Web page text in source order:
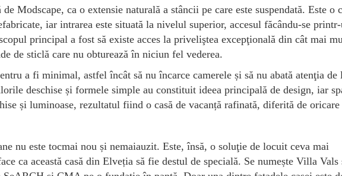
Modscape, ca o extensie naturală a stâncii pe care este suspendată. Este o
iar intrarea este situată la nivelul superior, accesul făcându-se
principal a fost să existe acces la priveliştea excepţională din cât mai
de sticlă care nu obturează în niciun fel vederea.
a fi minimal, astfel încât să nu încarce camerele și să nu abată atenţia de
deschise și formele simple au constituit ideea principală de design, iar
și luminoase, rezultatul fiind o casă de vacanță rafinată, diferită de oricare
nu este tocmai nou și nemaiauzit. Este, însă, o soluţie de locuit ceva mai
ca această casă din Elveția să fie destul de specială. Se numește Villa Vals